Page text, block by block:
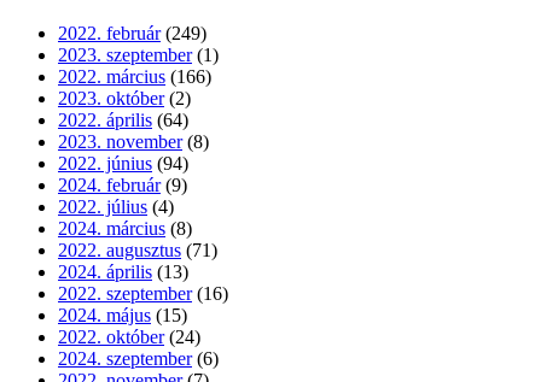
2022. február (249)
2023. szeptember (1)
2022. március (166)
2023. október (2)
2022. április (64)
2023. november (8)
2022. június (94)
2024. február (9)
2022. július (4)
2024. március (8)
2022. augusztus (71)
2024. április (13)
2022. szeptember (16)
2024. május (15)
2022. október (24)
2024. szeptember (6)